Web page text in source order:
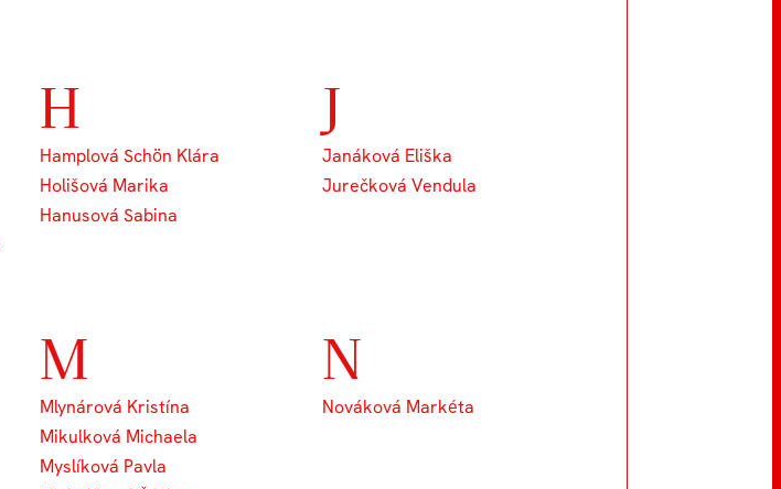
H
Hamplová Schön Klára
Holišová Marika
Hanusová Sabina
J
Janáková Eliška
Jurečková Vendula
M
Mlynárová Kristína
Mikulková Michaela
Myslíková Pavla
N
Nováková Markéta